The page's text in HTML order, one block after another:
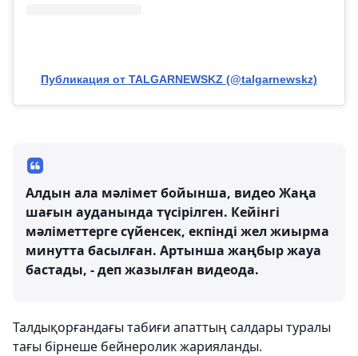
Публикация от TALGARNEWSKZ (@talgarnewskz)
Алдын ала мәлімет бойынша, видео Жаңа
шағын ауданында түсірілген. Кейінгі
мәліметтерге сүйенсек, екпінді жел жиырма
минутта басылған. Артынша жаңбыр жауа
бастады, - деп жазылған видеода.
Талдықорғандағы табиғи апаттың салдары туралы
тағы бірнеше бейнеролик жарияланды.